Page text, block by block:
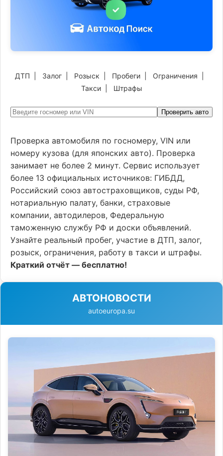
ДТП Залог Розыск Пробеги Ограничения
Такси| Штрафы
Проверить авто
Проверка автомобиля по госномеру, VIN или
номеру кузова (для японских авто). Проверка
занимает не более 2 минут. Сервис использует
более 13 официальных источников: ГИБДД,
Российский союз автостраховщиков, суды РФ,
нотариальную палату, банки, страховые
компании, автодилеров, Федеральную
таможенную службу РФ и доски объявлений.
Узнайте реальный пробег, участие в ДТП, залог,
розыск, ограничения, работу в такси и штрафы.
Краткий отчёт — бесплатно!
АВТОНОВОСТИ
autoeuropa.su